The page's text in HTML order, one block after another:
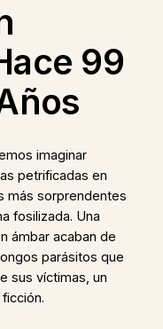
99
imaginar
petrificadas en
más sorprendentes
fosilizada. Una
ámbar acaban de
parásitos que
sus víctimas, un